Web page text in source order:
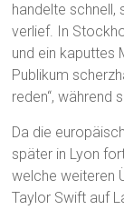
handelte schnell,
verlief. In
und ein kaputtes
Publikum
reden“, während
Da die
später in Lyon
welche weiteren
Taylor Swift auf